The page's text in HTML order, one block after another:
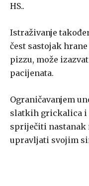
HS..
Istraživanje
čest sastojak
pizzu, može
pacijenata.
Ograničavanjem
slatkih grickalica i
spriječiti nastanak
upravljati svojim